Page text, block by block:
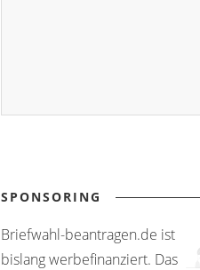
SPONSORING
Briefwahl-beantragen.de ist
bislang werbefinanziert. Das